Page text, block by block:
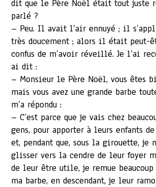
dit que le Père Noël était tout juste
parlé ?
– Peu. Il avait l’air ennuyé ; il
très doucement ; alors il était peut-
confus de m’avoir réveillé. Je l’ai
ai dit :
– Monsieur le Père Noël, vous êtes
mais vous avez une grande barbe
m’a répondu :
– C’est parce que je vais chez
gens, pour apporter à leurs enfants
et, pendant que, sous la girouette, je
glisser vers la cendre de leur foyer
de leur être utile, je remue
ma barbe, en descendant, je leur